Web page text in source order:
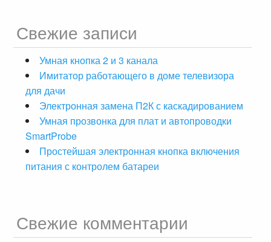
Свежие записи
Умная кнопка 2 и 3 канала
Имитатор работающего в доме телевизора
для дачи
Электронная замена П2К с каскадированием
Умная прозвонка для плат и автопроводки
SmartProbe
Простейшая электронная кнопка включения
питания с контролем батареи
Свежие комментарии